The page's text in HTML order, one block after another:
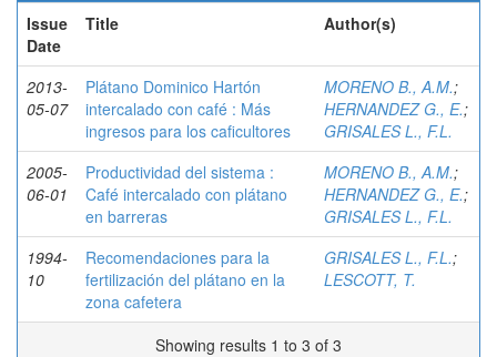
Issue
Date
Title Author(s)
2013-
05-07
Plátano Dominico Hartón
intercalado con café : Más
ingresos para los caficultores
MORENO B., A.M.;
HERNANDEZ G., E.;
GRISALES L., F.L.
2005-
06-01
Productividad del sistema :
Café intercalado con plátano
en barreras
MORENO B., A.M.;
HERNANDEZ G., E.;
GRISALES L., F.L.
1994-
10
Recomendaciones para la
fertilización del plátano en la
zona cafetera
GRISALES L., F.L.;
LESCOTT, T.
Showing results 1 to 3 of 3